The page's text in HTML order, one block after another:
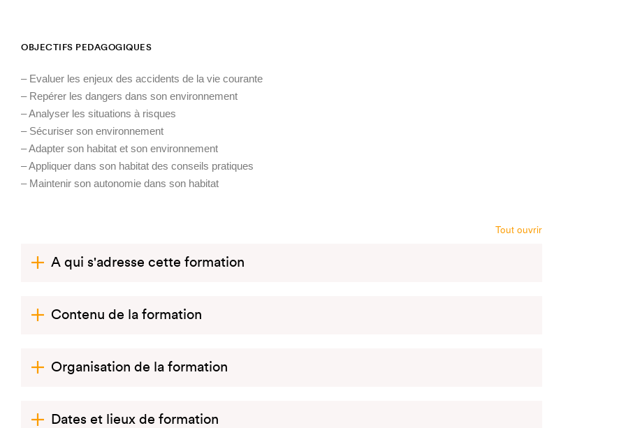
OBJECTIFS PEDAGOGIQUES
– Evaluer les enjeux des accidents de la vie courante
– Repérer les dangers dans son environnement
– Analyser les situations à risques
– Sécuriser son environnement
– Adapter son habitat et son environnement
– Appliquer dans son habitat des conseils pratiques
– Maintenir son autonomie dans son habitat
Tout ouvrir
A qui s'adresse cette formation
Contenu de la formation
Organisation de la formation
Dates et lieux de formation